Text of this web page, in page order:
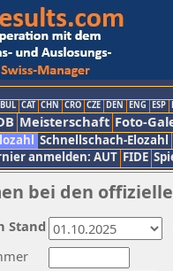
BUL CAT CHN CRO CZE DEN ENG ESP
Meisterschaft Foto-
Schnellschach-Elozahl
anmelden: AUT FIDE
bei den
Stand